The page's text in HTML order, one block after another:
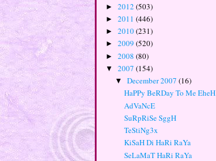
► 2012 (503)
► 2011 (446)
► 2010(231)
► 2009 (520)
► 2008 (80)
▼ 2007 (154)
▼ December 2007 (16)
HaPPy BeRDay To Me EheH
AdVaNcE
SuRpRiSe SggH
TeStiNg3x
KiSaH Di HaRi RaYa
SeLaMaT HaRi RaYa